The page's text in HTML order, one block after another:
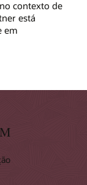
contexto de
está
em